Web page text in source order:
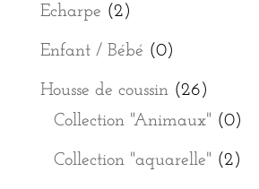
Echarpe (2)
Enfant / Bébé (0)
Housse de coussin (26)
Collection "Animaux" (0)
Collection "aquarelle" (2)